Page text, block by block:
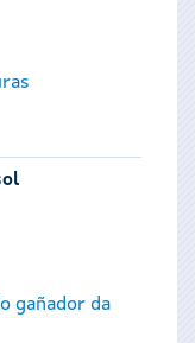
gañador da